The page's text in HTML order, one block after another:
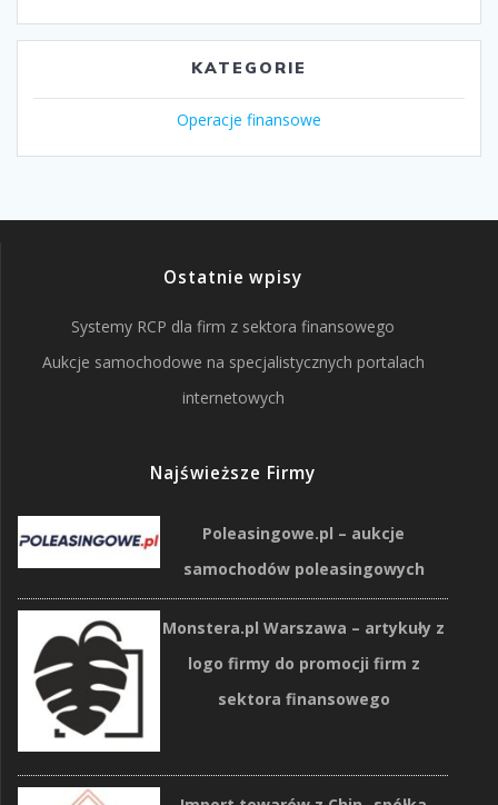
KATEGORIE
Operacje finansowe
Ostatnie wpisy
Systemy RCP dla firm z sektora finansowego
Aukcje samochodowe na specjalistycznych portalach
internetowych
Najświeższe Firmy
Poleasingowe.pl – aukcje
samochodów poleasingowych
Monstera.pl Warszawa – artykuły z
logo firmy do promocji firm z
sektora finansowego